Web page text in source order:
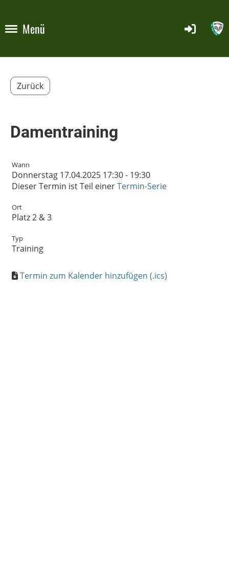
Menü
Zurück
Damentraining
Wann
Donnerstag 17.04.2025 17:30 - 19:30
Dieser Termin ist Teil einerTermin-Serie
Ort
Platz 2 & 3
Typ
Training
Termin zum Kalender hinzufügen (.ics)